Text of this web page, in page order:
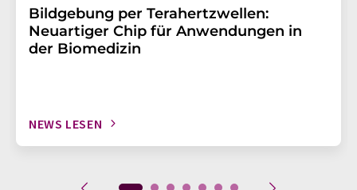
Bildgebung per Terahertzwellen:
Neuartiger Chip für Anwendungen in
der Biomedizin
NEWS LESEN